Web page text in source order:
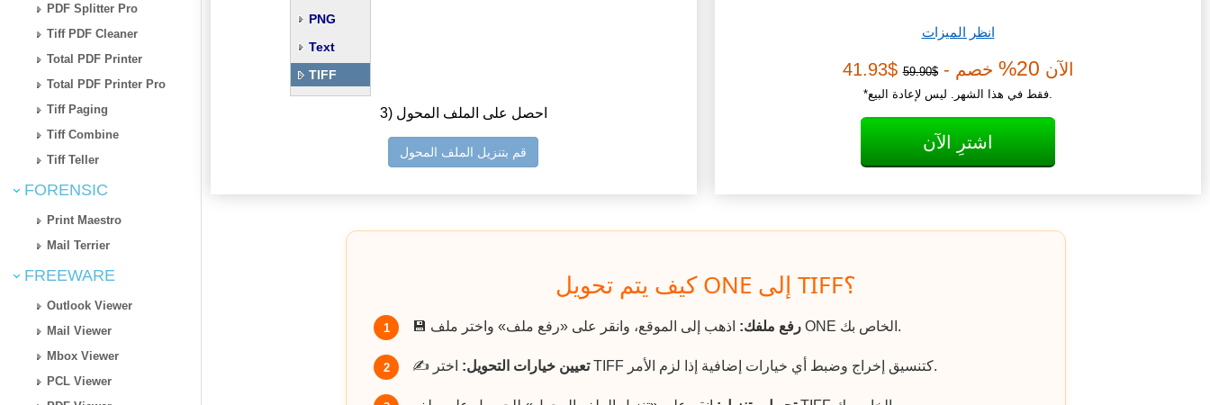
PDF Splitter Pro
Tiff PDF Cleaner
Total PDF Printer
Total PDF Printer Pro
Tiff Paging
Tiff Combine
Tiff Teller
FORENSIC
Print Maestro
Mail Terrier
FREEWARE
Outlook Viewer
Mail Viewer
Mbox Viewer
PCL Viewer
PNG
Text
TIFF
3) احصل على الملف المحول
قم بتنزيل الملف المحول
انظر الميزات
الآن 20% خصم -$59.90
$41.93
*فقط في هذا الشهر. ليس لإعادة البيع.
اشترِ الآن
كيف يتم تحويل ONE إلى TIFF؟
1 💾 رفع ملفك: اذهب إلى الموقع، وانقر على «رفع ملف» واختر ملف ONE الخاص بك.
2 ✍️ تعيين خيارات التحويل: اختر TIFF كتنسيق إخراج وضبط أي خيارات إضافية إذا لزم الأمر.